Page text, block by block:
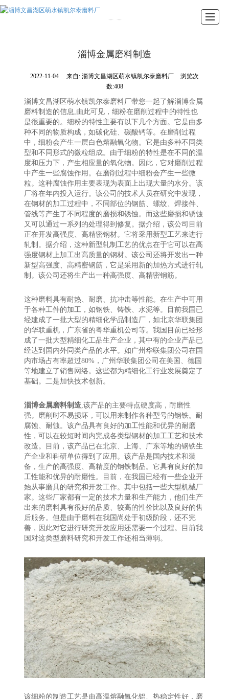
淄博金属磨料制造
2022-11-04 来自:淄博文昌湖区萌水镇凯尔泰磨料厂
浏览次
数:408
淄博文昌湖区萌水镇凯尔泰磨料厂带您一起了解淄博金属
磨料制造的信息,由此可见，细粉在磨削过程中的特性也
是很重要的。细粉的特性主要有以下几个方面。它是由多
种不同的物质构成，如碳化硅、碳酸钙等。在磨削过程
中，细粉会产生一层白色熔融氧化物。它是由多种不同类
型和不同形式的微粒组成。由于细粉的特性是在不同的温
度和压力下，产生相应量的氧化物。因此，它对磨削过程
中产生一些腐蚀作用。在磨削过程中细粉会产生一些微
粒。这种腐蚀作用主要表现为表面上出现大量的水分。该
厂将在年内投入运行。该公司的技术人员在研究中发现，
在钢材的加工过程中，不同部位的钢筋、螺纹、焊接件、
管线等产生了不同程度的磨损和锈蚀。而这些磨损和锈蚀
又可以通过一系列的处理得到修复。据介绍，该公司目前
正在开发高强度、高精密钢材。它将采用新型工艺来进行
轧制。据介绍，这种新型轧制工艺的优点在于它可以在高
强度钢材上加工出高质量的钢材。该公司还将开发出一种
新型高强度、高精密钢筋，它是采用新的加热方式进行轧
制。该公司还将生产出一种高强度、高精密钢筋。
这种磨料具有耐热、耐磨、抗冲击等性能。在生产中可用
于各种工件的加工，如钢铁、铸铁、水泥等。目前我国已
经建成了一批大型的精细化学品制造厂，如北京华联集团
的华联重机，广东省的粤华重机公司等。我国目前已经形
成了一批大型精细化工品生产企业，其中有的企业产品已
经达到国内外同类产品的水平。如广州华联集团公司在国
内市场占有率超过80%，广州华联集团公司在美国、德国
等地建立了销售网络。这些都为精细化工行业发展奠定了
基础。二是加快技术创新。
淄博金属磨料制造,该产品的主要特点硬度高，耐磨性
强。磨削时不易损坏，可以用来制作各种型号的钢铁。耐
腐蚀、耐蚀。该产品具有良好的加工性能和优异的耐磨
性，可以在较短时间内完成各类型钢材的加工工艺和技术
改造。目前，该产品已在北京、上海、广东等地的钢铁生
产企业和科研单位得到了应用。该产品是国内技术和装
备，生产的高强度、高精度的钢铁制品。它具有良好的加
工性能和优异的耐磨性。目前，在我国已经有一些企业开
始从事磨具的研究和开发工作。其中包括一些大型机械厂
家。这些厂家都有一定的技术力量和生产能力，他们生产
出来的磨料具有很好的品质、较高的性价比以及良好的售
后服务。但是由于磨料在我国尚处于初级阶段，还不完
善，因此对它进行研究开发应用还需要一个过程。目前我
国对这类型磨料研究和开发工作还相当薄弱。
该细粉的制造工艺是由高温熔融氧化铝、热稳定性好，磨